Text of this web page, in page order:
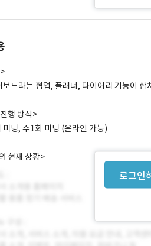
로그인
보드라는 협업, 플래너, 다이어리 기능이
행 방식>
미팅, 주1회 미팅 (온라인 가능)
현재 상황>